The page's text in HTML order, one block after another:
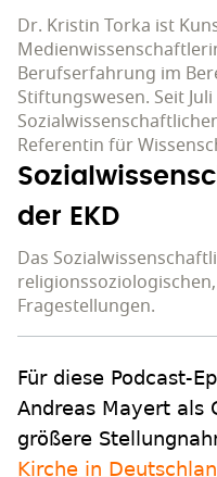
Dr. Kristin Torka ist
Berufserfahrung im
Stiftungswesen. Seit
Referentin für
der EKD
Das
Fragestellungen.
Für diese Podcast-
Andreas Mayert als
größere
Kirche in